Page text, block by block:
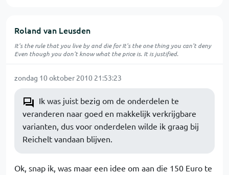
Roland van Leusden
It's the rule that you live by and die for It's the one thing you can't deny
Even though you don't know what the price is. It is justified.
zondag 10 oktober 2010 21:53:23
Ik was juist bezig om de onderdelen te
veranderen naar goed en makkelijk verkrijgbare
varianten, dus voor onderdelen wilde ik graag bij
Reichelt vandaan blijven.
Ok, snap ik, was maar een idee om aan die 150 Euro te